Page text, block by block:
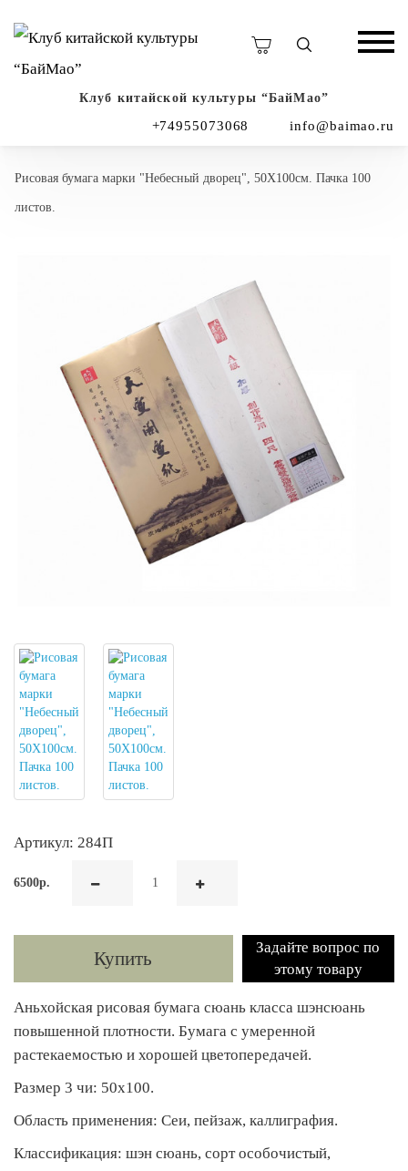
Клуб китайской культуры “БайМао”
+74955073068 info@baimao.ru
Рисовая бумага марки "Небесный дворец", 50Х100см. Пачка 100
листов.
Артикул: 284П
6500р.
Купить
Задайте вопрос по
этому товару
Аньхойская рисовая бумага сюань класса шэнсюань
повышенной плотности. Бумага с умеренной
растекаемостью и хорошей цветопередачей.
Размер 3 чи: 50х100.
Область применения: Сеи, пейзаж, каллиграфия.
Классификация: шэн сюань, сорт особочистый,